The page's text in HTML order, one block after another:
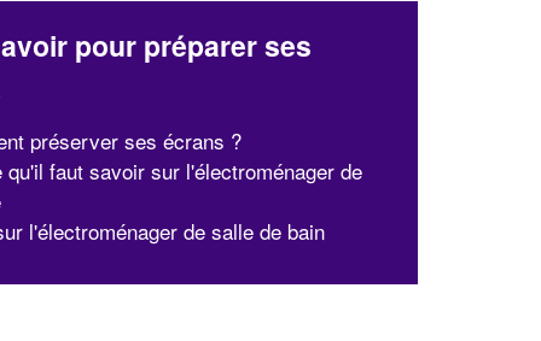
pour préparer ses
préserver ses écrans ?
qu'il faut savoir sur l'électroménager de
l'électroménager de salle de bain